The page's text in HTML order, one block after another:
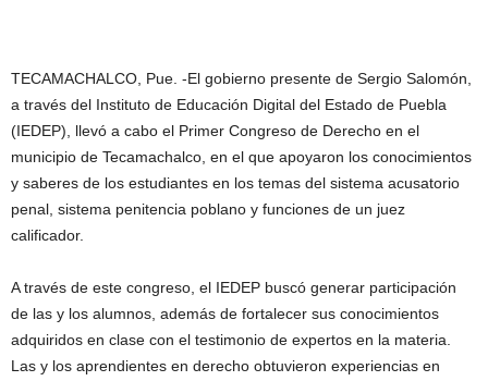
TECAMACHALCO, Pue. -El gobierno presente de Sergio Salomón,
a través del Instituto de Educación Digital del Estado de Puebla
(IEDEP), llevó a cabo el Primer Congreso de Derecho en el
municipio de Tecamachalco, en el que apoyaron los conocimientos
y saberes de los estudiantes en los temas del sistema acusatorio
penal, sistema penitencia poblano y funciones de un juez
calificador.
A través de este congreso, el IEDEP buscó generar participación
de las y los alumnos, además de fortalecer sus conocimientos
adquiridos en clase con el testimonio de expertos en la materia.
Las y los aprendientes en derecho obtuvieron experiencias en